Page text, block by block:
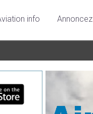
info Annoncez